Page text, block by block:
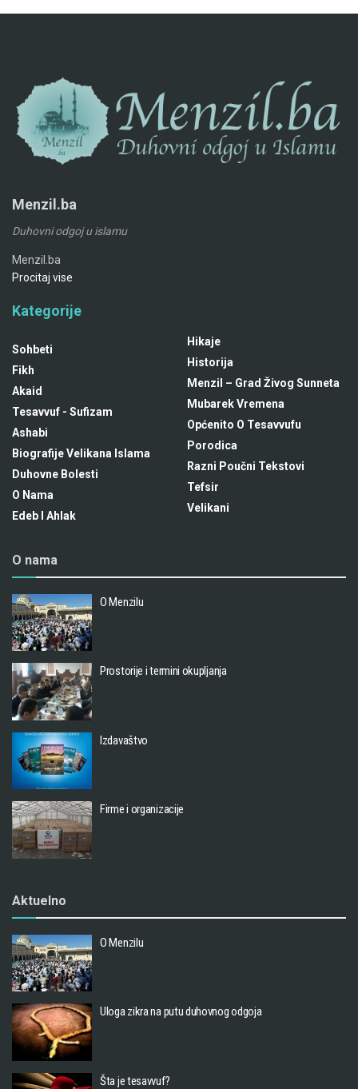
Menzil.ba
Duhovni odgoj u islamu
Menzil.ba
Procitaj vise
Kategorije
Sohbeti
Fikh
Akaid
Tesavvuf - Sufizam
Ashabi
Biografije Velikana Islama
Duhovne Bolesti
O Nama
Edeb I Ahlak
Hikaje
Historija
Menzil – Grad Živog Sunneta
Mubarek Vremena
Općenito O Tesavvufu
Porodica
Razni Poučni Tekstovi
Tefsir
Velikani
O nama
O Menzilu
Prostorije i termini okupljanja
Izdavaštvo
Firme i organizacije
Aktuelno
O Menzilu
Uloga zikra na putu duhovnog odgoja
Šta je tesavvuf?